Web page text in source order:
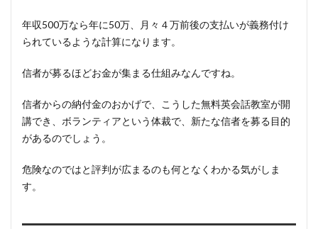
年収500万なら年に50万、月々４万前後の支払いが義務付け
られているような計算になります。
信者が募るほどお金が集まる仕組みなんですね。
信者からの納付金のおかげで、こうした無料英会話教室が開
講でき、ボランティアという体裁で、新たな信者を募る目的
があるのでしょう。
危険なのではと評判が広まるのも何となくわかる気がしま
す。